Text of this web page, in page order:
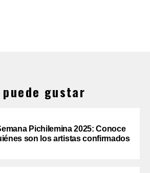
gustar
Pichilemina 2025: Conoce
son los artistas confirmados